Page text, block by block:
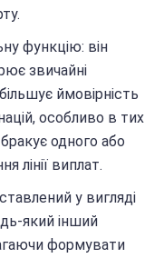
функцію: він
звичайні
ймовірність
особливо в тих
одного або
лінії виплат.
у вигляді
який інший
формувати